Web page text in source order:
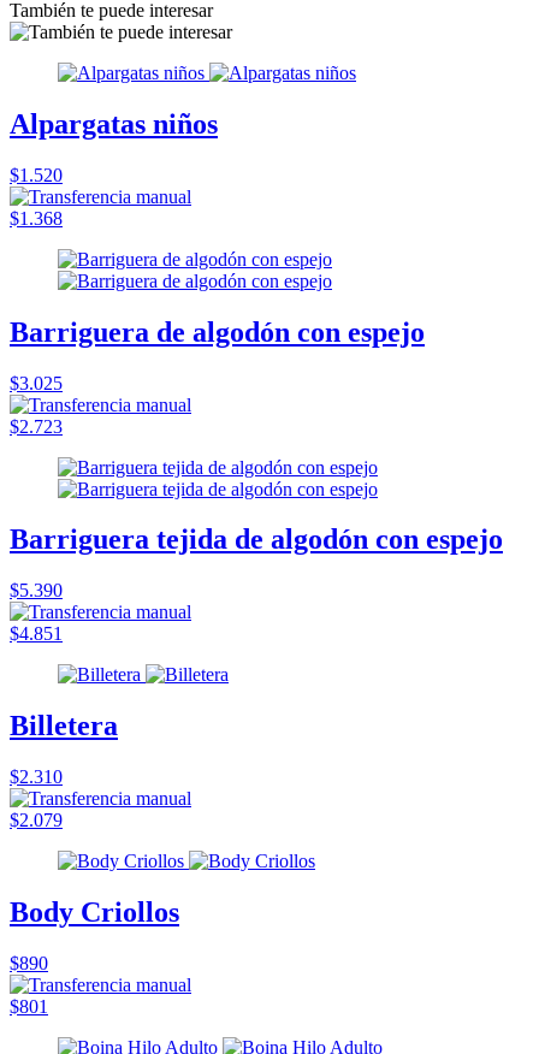
También te puede interesar
Alpargatas niños
$1.520
$1.368
Barriguera de algodón con espejo
$3.025
$2.723
Barriguera tejida de algodón con espejo
$5.390
$4.851
Billetera
$2.310
$2.079
Body Criollos
$890
$801